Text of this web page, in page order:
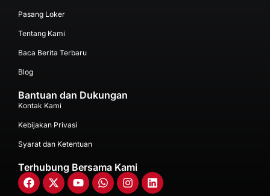
Pasang Loker
Tentang Kami
Baca Berita Terbaru
Blog
Bantuan dan Dukungan
Kontak Kami
Kebijakan Privasi
Syarat dan Ketentuan
Terhubung Bersama Kami